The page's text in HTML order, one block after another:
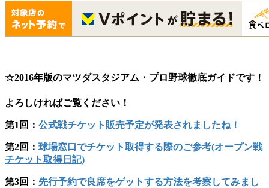
☆2016年版のマツダスタジアム・プロ野球徹底ガイドです！
よろしければご覧ください！
第1回： 公式戦チケット販売予定が発表されましたね！
第2回： 球場窓口でチケット取得する際のご参考(オープン戦
チケット取得日記)
第3回： 先行予約で良席をゲットする方法を考察してみまし